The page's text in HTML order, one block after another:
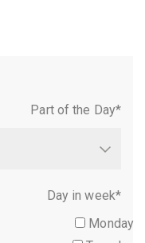
Part of the Day*
Day in week*
Monday